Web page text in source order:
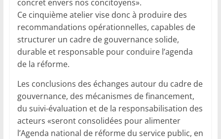
concret envers nos concitoyens».
Ce cinquième atelier vise donc à produire des
recommandations opérationnelles, capables de
structurer un cadre de gouvernance solide,
durable et responsable pour conduire l’agenda
de la réforme.
Les conclusions des échanges autour du cadre de
gouvernance, des mécanismes de financement,
du suivi-évaluation et de la responsabilisation des
acteurs «seront consolidées pour alimenter
l’Agenda national de réforme du service public, en